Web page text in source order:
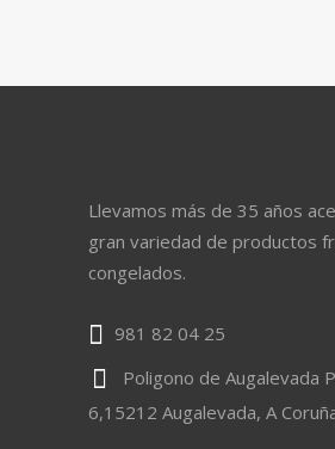
Llevamos más de 35 años
gran variedad de productos
congelados.
981 82 04 25
Poligono de Augalevada
6,15212 Augalevada, A